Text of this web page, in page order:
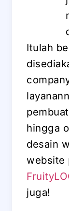
Itulah
hingga
desain
website
juga!